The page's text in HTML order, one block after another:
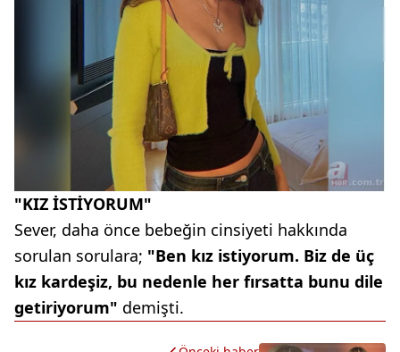
"KIZ İSTİYORUM"
Sever, daha önce bebeğin cinsiyeti hakkında
sorulan sorulara; "Ben kız istiyorum. Biz de üç
kız kardeşiz, bu nedenle her fırsatta bunu dile
getiriyorum" demişti.